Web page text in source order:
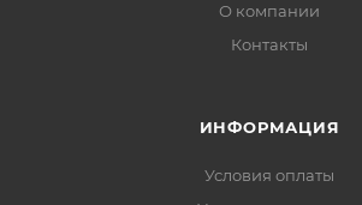
О компании
Контакты
ИНФОРМАЦИЯ
Условия оплаты